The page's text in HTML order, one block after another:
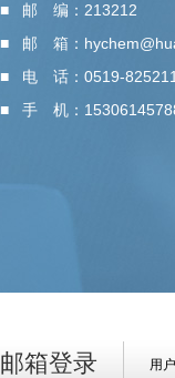
■ 邮 编：213212
■ 邮 箱：
■ 电 话：0519-
■ 手 机：
邮箱登录 用